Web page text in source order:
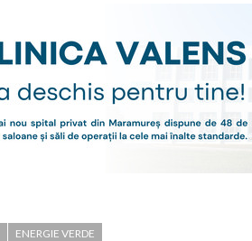
ENERGIE VERDE